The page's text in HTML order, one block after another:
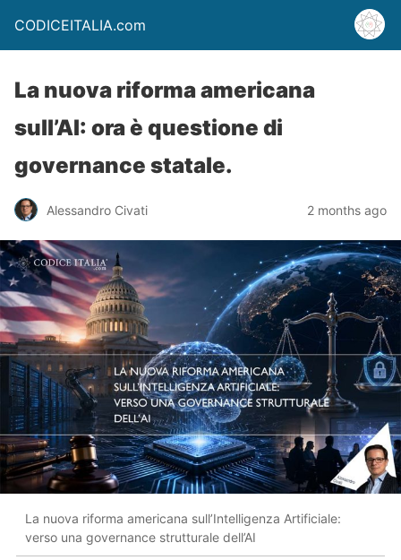
CODICEITALIA.com
La nuova riforma americana
sull’AI: ora è questione di
governance statale.
Alessandro Civati 2 months ago
La nuova riforma americana sull’Intelligenza Artificiale:
verso una governance strutturale dell’AI